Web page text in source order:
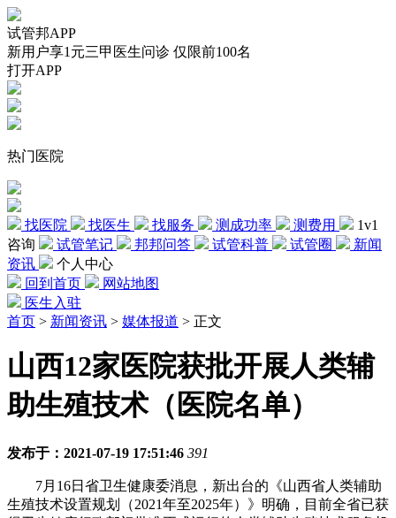
试管邦APP
新用户享1元三甲医生问诊 仅限前100名
打开APP
热门医院
找医院 找医生 找服务 测成功率 测费用
1v1
咨询
试管笔记 邦邦问答 试管科普 试管圈
新闻
资讯
个人中心
回到首页
网站地图
医生入驻
首页 > 新闻资讯 > 媒体报道 > 正文
山西12家医院获批开展人类辅
助生殖技术（医院名单）
发布于：2021-07-19 17:51:46 391
7月16日省卫生健康委消息，新出台的《山西省人类辅助
生殖技术设置规划（2021年至2025年）》明确，目前全省已获